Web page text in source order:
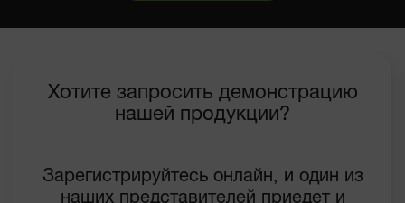
Хотите запросить демонстрацию
нашей продукции?
Зарегистрируйтесь онлайн, и один из
наших представителей приедет и